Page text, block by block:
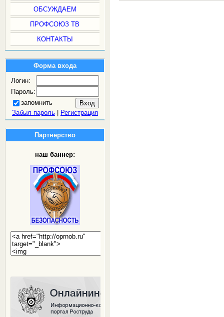
ОБСУЖДАЕМ
ПРОФСОЮЗ ТВ
КОНТАКТЫ
Форма входа
Логин:
Пароль:
запомнить
Забыл пароль| Регистрация
Партнерство
наш баннер: